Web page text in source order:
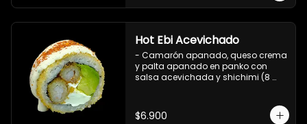
Hot Ebi Acevichado
- Camarón apanado, queso crema
y palta apanado en panko con
salsa acevichada y shichimi (8
$6.900